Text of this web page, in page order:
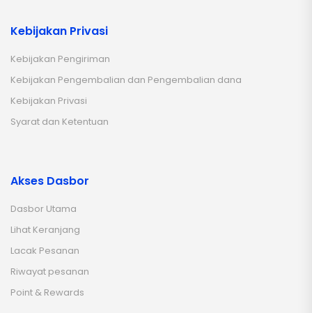
Kebijakan Privasi
Kebijakan Pengiriman
Kebijakan Pengembalian dan Pengembalian dana
Kebijakan Privasi
Syarat dan Ketentuan
Akses Dasbor
Dasbor Utama
Lihat Keranjang
Lacak Pesanan
Riwayat pesanan
Point & Rewards